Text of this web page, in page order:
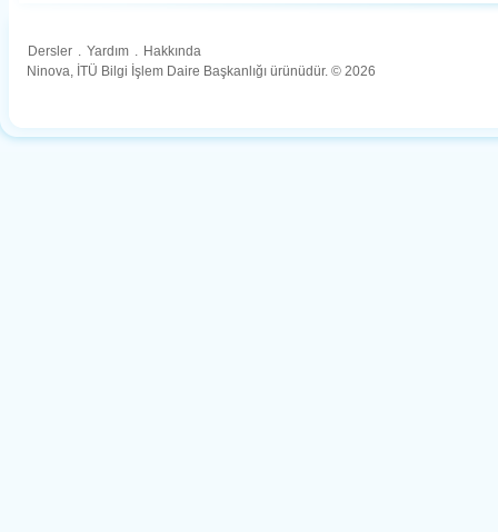
Dersler . Yardım . Hakkında
Ninova, İTÜ Bilgi İşlem Daire Başkanlığı ürünüdür. © 2026